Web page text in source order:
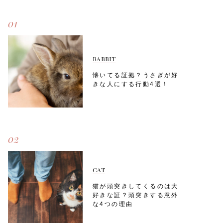
01
RABBIT
懐いてる証拠？うさぎが好
きな人にする行動4選！
02
CAT
猫が頭突きしてくるのは大
好きな証？頭突きする意外
な4つの理由